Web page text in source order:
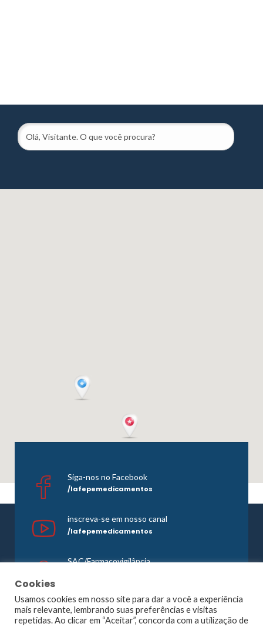
Siga-nos no Facebook
/lafepemedicamentos
inscreva-se em nosso canal
/lafepemedicamentos
SAC/Farmacovigilância
©1965 - 2026 Todos os direitos reservados. Lafepe |
Cookies
Usamos cookies em nosso site para dar a você a experiência
mais relevante, lembrando suas preferências e visitas
repetidas. Ao clicar em “Aceitar”, concorda com a utilização de